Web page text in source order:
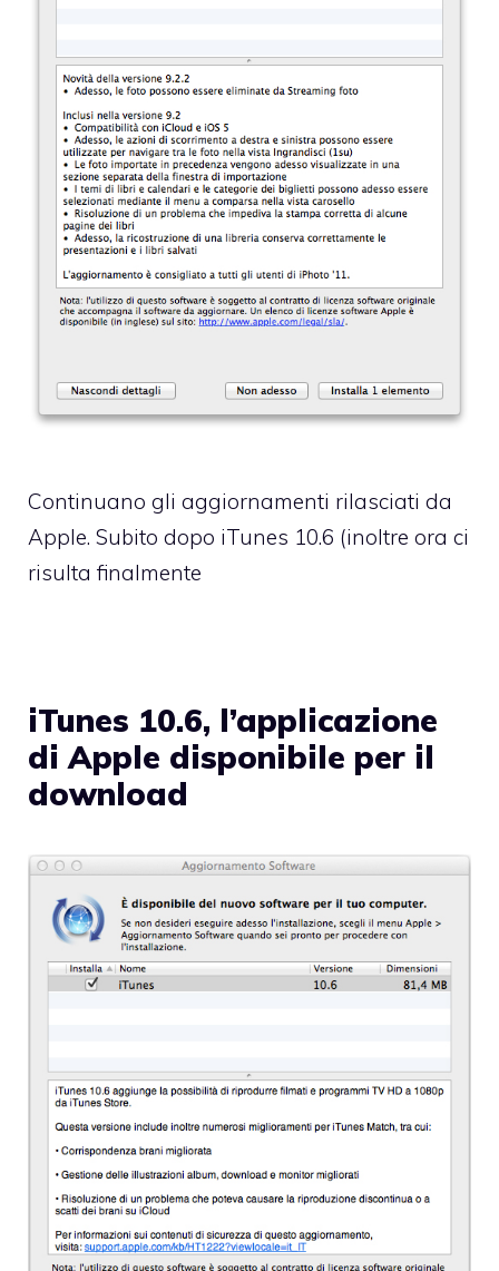
Continuano gli aggiornamenti rilasciati da
Apple. Subito dopo iTunes 10.6 (inoltre ora ci
risulta finalmente
iTunes 10.6, l’applicazione
di Apple disponibile per il
download